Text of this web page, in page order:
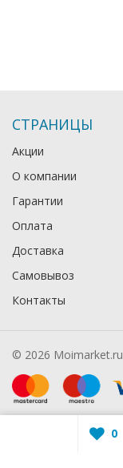
СТРАНИЦЫ
Акции
О компании
Гарантии
Оплата
Доставка
Самовывоз
Контакты
© 2026 Moimarket.ru
0